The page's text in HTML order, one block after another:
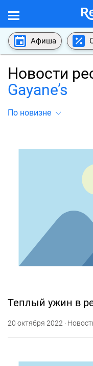
Афиша
Новости
Gayane’s
По новизне
Теплый ужин в
20 октября 2022 ·